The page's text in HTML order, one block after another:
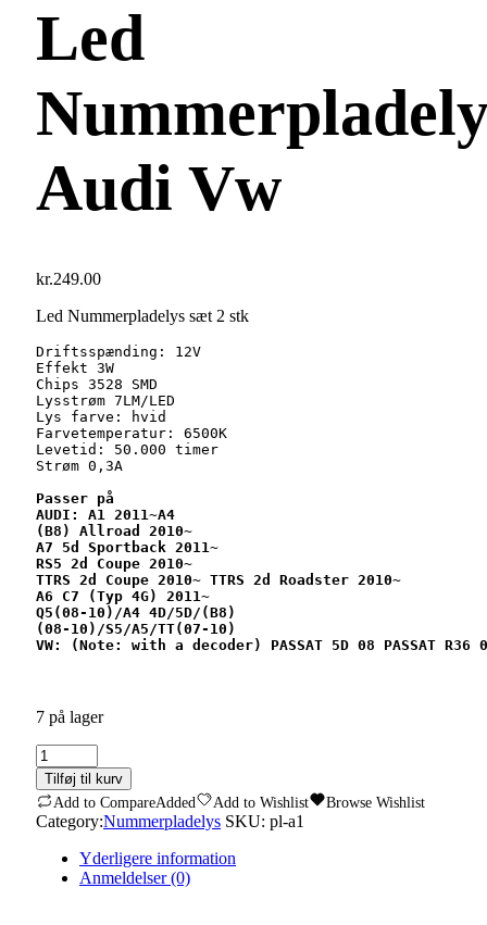
Led
Audi Vw
kr.249.00
Led Nummerpladelys sæt 2 stk
Driftsspænding: 12V
Effekt 3W
Chips 3528 SMD
Lysstrøm 7LM/LED
Lys farve: hvid
Farvetemperatur: 6500K
Levetid: 50.000 timer
Strøm 0,3A
Passer på
AUDI: A1 2011~A4
(B8) Allroad 2010~
A7 5d Sportback 2011~
RS5 2d Coupe 2010~
TTRS 2d Coupe 2010~ TTRS 2d Roadster 2010~
A6 C7 (Typ 4G) 2011~
Q5(08-10)/A4 4D/5D/(B8)
(08-10)/S5/A5/TT(07-10)
VW: (Note: with a decoder) PASSAT 5D 08 PASSAT R36
7 på lager
Led
Nummerpladelys
Audi
Vw
quantity
Tilføj til kurv
Add to CompareAdded Add to Wishlist Browse Wishlist
Category:Nummerpladelys SKU: pl-a1
Yderligere information
Anmeldelser (0)